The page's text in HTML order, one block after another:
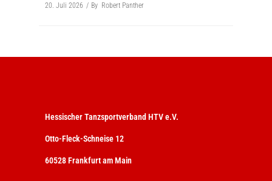
20. Juli 2026 By Robert Panther
Hessischer Tanzsportverband HTV e.V.
Otto-Fleck-Schneise 12
60528 Frankfurt am Main